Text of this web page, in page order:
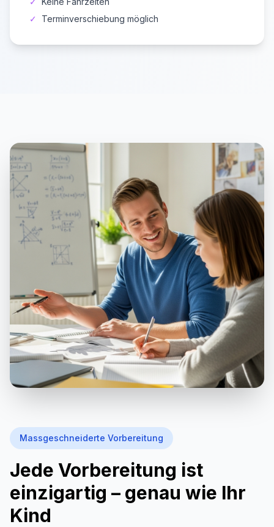
✓
Terminverschiebung möglich
Massgeschneiderte Vorbereitung
Jede Vorbereitung ist
einzigartig – genau wie Ihr
Kind